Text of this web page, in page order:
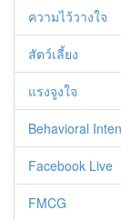
ความไว้วางใจ
สัตว์เลี้ยง
แรงจูงใจ
Behavioral
Facebook Live
FMCG